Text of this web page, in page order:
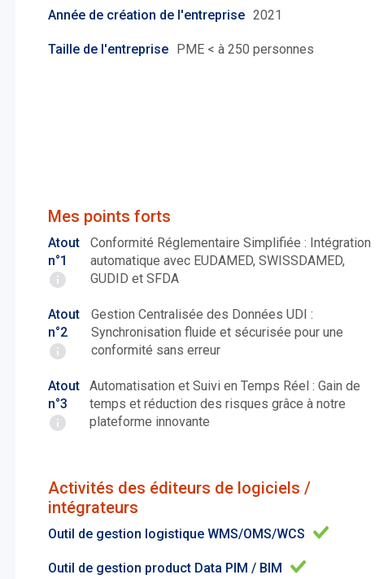
Année de création de l'entreprise 2021
Taille de l'entreprise PME < à 250 personnes
Mes points forts
Atout
n°1
Conformité Réglementaire Simplifiée : Intégration
automatique avec EUDAMED, SWISSDAMED,
GUDID et SFDA
Atout
n°2
Gestion Centralisée des Données UDI :
Synchronisation fluide et sécurisée pour une
conformité sans erreur
Atout
n°3
Automatisation et Suivi en Temps Réel : Gain de
temps et réduction des risques grâce à notre
plateforme innovante
Activités des éditeurs de logiciels /
intégrateurs
Outil de gestion logistique WMS/OMS/WCS
Outil de gestion product Data PIM / BIM